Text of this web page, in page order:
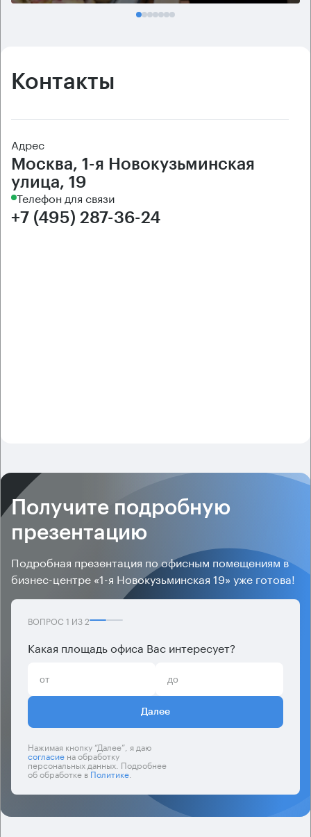
Контакты
Адрес
Москва, 1-я Новокузьминская
улица, 19
Телефон для связи
+7 (495) 287-36-24
Получите подробную
презентацию
Подробная презентация по офисным помещениям в
бизнес-центре «1-я Новокузьминская 19» уже готова!
ВОПРОС 1 ИЗ2
Какая площадь офиса Вас интересует?
Далее
Нажимая кнопку “Далее”, я даю
согласиена обработку
персональных данных. Подробнее
об обработке вПолитике.